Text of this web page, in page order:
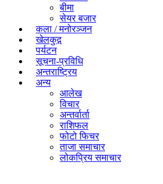
बीमा
सेयर बजार
कला / मनोरञ्जन
खेलकुद़़
पर्यटन
सूचना-प्रविधि
अन्तराष्ट्रिय
अन्य
आलेख
विचार
अन्तर्वार्ता
राशिफल
फोटो फिचर
ताजा समाचार
लोकप्रिय समाचार